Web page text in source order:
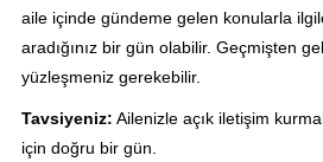
aile içinde gündeme gelen konularla
aradığınız bir gün olabilir. Geçmişten
yüzleşmeniz gerekebilir.
Tavsiyeniz: Ailenizle açık iletişim
için doğru bir gün.